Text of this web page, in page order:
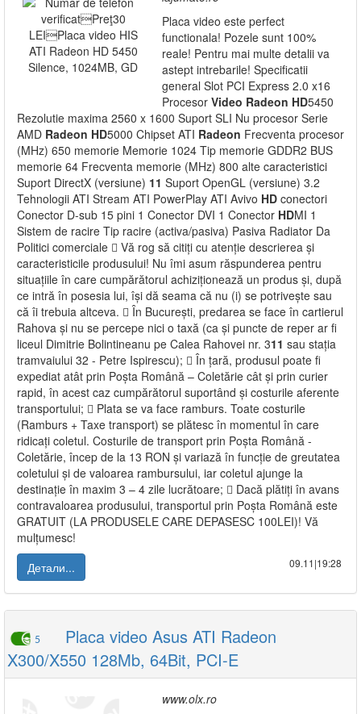
Placa video este perfect
functionala! Pozele sunt 100%
reale! Pentru mai multe detalii va
astept intrebarile! Specificatii
general Slot PCI Express 2.0 x16
Procesor Video Radeon HD5450
Rezolutie maxima 2560 x 1600 Suport SLI Nu procesor Serie
AMD Radeon HD5000 Chipset ATI Radeon Frecventa procesor
(MHz) 650 memorie Memorie 1024 Tip memorie GDDR2 BUS
memorie 64 Frecventa memorie (MHz) 800 alte caracteristici
Suport DirectX (versiune) 11 Suport OpenGL (versiune) 3.2
Tehnologii ATI Stream ATI PowerPlay ATI Avivo HD conectori
Conector D-sub 15 pini 1 Conector DVI 1 Conector HDMI 1
Sistem de racire Tip racire (activa/pasiva) Pasiva Radiator Da
Politici comerciale  Vă rog să citiți cu atenție descrierea și
caracteristicile produsului! Nu îmi asum răspunderea pentru
situațiile în care cumpărătorul achiziționează un produs și, după
ce intră în posesia lui, își dă seama că nu (i) se potrivește sau
că îi trebuia altceva.  În București, predarea se face în cartierul
Rahova și nu se percepe nici o taxă (ca și puncte de reper ar fi
liceul Dimitrie Bolintineanu pe Calea Rahovei nr. 311 sau stația
tramvaiului 32 - Petre Ispirescu);  În țară, produsul poate fi
expediat atât prin Poșta Română – Coletărie cât și prin curier
rapid, în acest caz cumpărătorul suportând și costurile aferente
transportului;  Plata se va face ramburs. Toate costurile
(Ramburs + Taxe transport) se plătesc în momentul în care
ridicați coletul. Costurile de transport prin Poșta Română -
Coletărie, încep de la 13 RON și variază în funcție de greutatea
coletului și de valoarea rambursului, iar coletul ajunge la
destinație în maxim 3 – 4 zile lucrătoare;  Dacă plătiți în avans
contravaloarea produsului, transportul prin Poșta Română este
GRATUIT (LA PRODUSELE CARE DEPASESC 100LEI)! Vă
mulțumesc!
Детали...
09.11|19:28
5
Placa video Asus ATI Radeon
X300/X550 128Mb, 64Bit, PCI-E
www.olx.ro